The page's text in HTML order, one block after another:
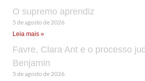
O supremo aprendiz
5 de agosto de 2026
Leia mais »
Favre, Clara Ant e o processo
Benjamin
5 de agosto de 2026